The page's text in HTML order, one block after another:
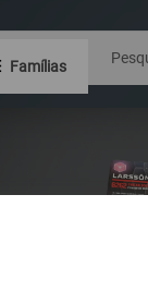
Famílias